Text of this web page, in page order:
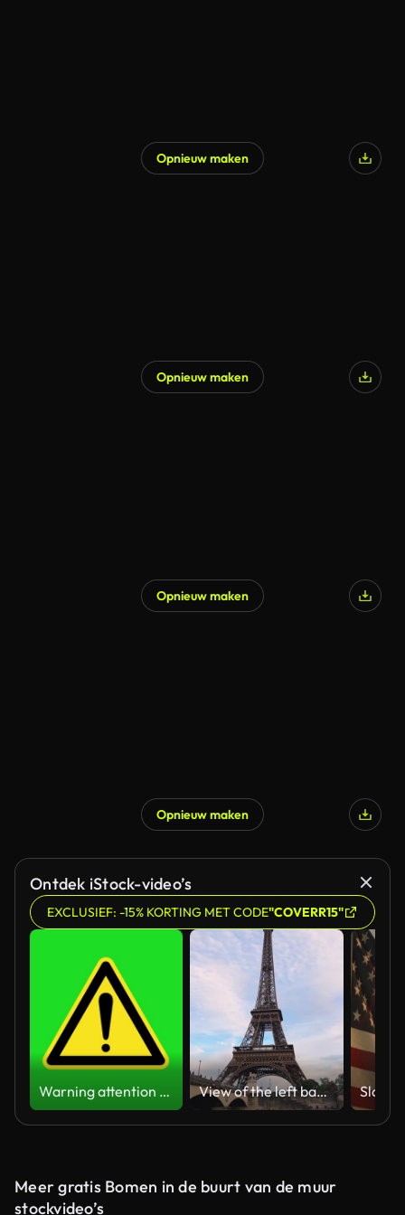
Opnieuw maken
Opnieuw maken
Opnieuw maken
Opnieuw maken
Ontdek iStock-video’s
EXCLUSIEF: -15% KORTING MET CODE"COVERR15"
Warning attention yellow hazard message street sign 4k green screen caution animation View of the left bank of the Seine River, the Eiffel Tower, boats sailing on the river, the Quai Jacques-Chirac embankment and Pont d'Iena, Jena Bridge spanning the River Seine of Paris, France.
Meer gratis Bomen in de buurt van de muur
stockvideo’s